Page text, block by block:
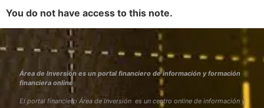
You do not have access to this note.
Área de Inversión es un portal financiero de información y formación
financiera online
El portal financiero Área de Inversión es un centro online de información y